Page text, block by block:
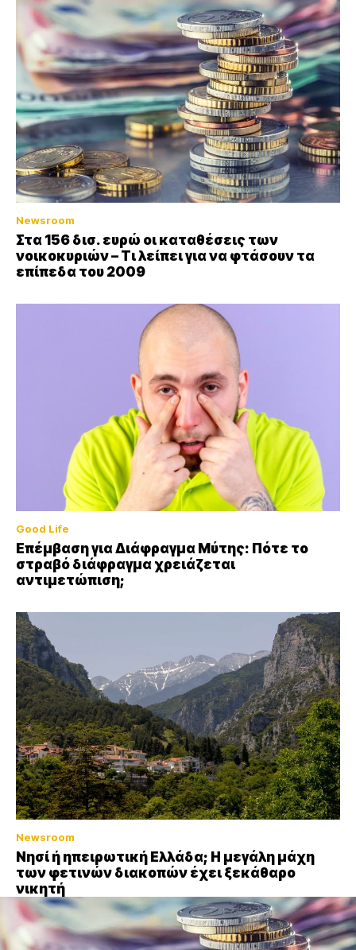
Newsroom
Στα 156 δισ. ευρώ οι καταθέσεις των
νοικοκυριών – Τι λείπει για να φτάσουν τα
επίπεδα του 2009
Good Life
Επέμβαση για Διάφραγμα Μύτης: Πότε το
στραβό διάφραγμα χρειάζεται
αντιμετώπιση;
Newsroom
Νησί ή ηπειρωτική Ελλάδα; Η μεγάλη μάχη
των φετινών διακοπών έχει ξεκάθαρο
νικητή